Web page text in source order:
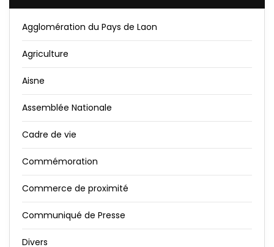
Agglomération du Pays de Laon
Agriculture
Aisne
Assemblée Nationale
Cadre de vie
Commémoration
Commerce de proximité
Communiqué de Presse
Divers